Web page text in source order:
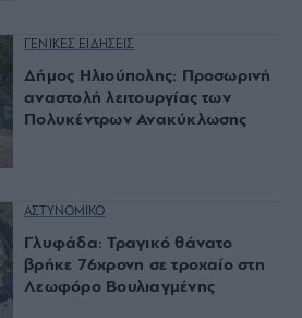
ΓΕΝΙΚΕΣ ΕΙΔΗΣΕΙΣ
Δήμος Ηλιούπολης: Προσωρινή
αναστολή λειτουργίας των
Πολυκέντρων Ανακύκλωσης
ΑΣΤΥΝΟΜΙΚΟ
Γλυφάδα: Τραγικό θάνατο
βρήκε 76χρονη σε τροχαίο στη
Λεωφόρο Βουλιαγμένης